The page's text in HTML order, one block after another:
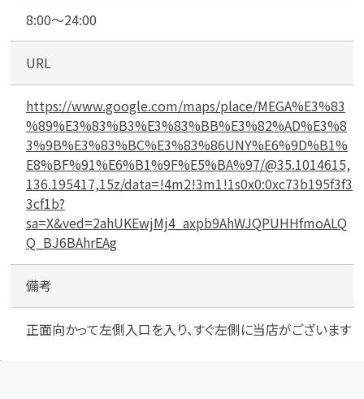
江
駐
車
場
8:00～24:00
URL
https://www.google.com/maps/place/MEGA%E3%83
%89%E3%83%B3%E3%83%BB%E3%82%AD%E3%8
3%9B%E3%83%BC%E3%83%86UNY%E6%9D%B1%
E8%BF%91%E6%B1%9F%E5%BA%97/@35.1014615,
136.195417,15z/data=!4m2!3m1!1s0x0:0xc73b195f3f3
3cf1b?
sa=X&ved=2ahUKEwjMj4_axpb9AhWJQPUHHfmoALQ
Q_BJ6BAhrEAg
備考
正面向かって左側入口を入り、すぐ左側に当店がございます